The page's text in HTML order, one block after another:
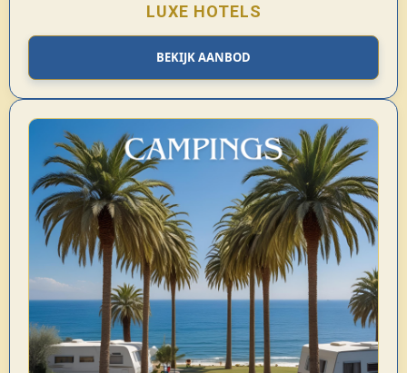
LUXE HOTELS
BEKIJK AANBOD